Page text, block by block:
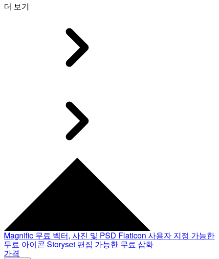
더 보기
Magnific 무료 벡터, 사진 및 PSD Flaticon 사용자 지정 가능한
무료 아이콘 Storyset 편집 가능한 무료 삽화
가격